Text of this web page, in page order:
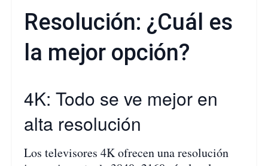
Resolución: ¿Cuál es
la mejor opción?
4K: Todo se ve mejor en
alta resolución
Los televisores 4K ofrecen una resolución